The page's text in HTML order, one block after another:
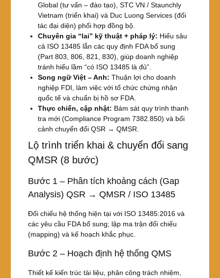
Global (tư vấn – đào tạo), STC VN / Staunchly
Vietnam (triển khai) và Duc Luong Services (đối
tác đại diện) phối hợp đồng bộ.
Chuyên gia “lai” kỹ thuật + pháp lý: Hiểu sâu
cả ISO 13485 lẫn các quy định FDA bổ sung
(Part 803, 806, 821, 830), giúp doanh nghiệp
tránh hiểu lầm “có ISO 13485 là đủ”.
Song ngữ Việt – Anh: Thuận lợi cho doanh
nghiệp FDI, làm việc với tổ chức chứng nhận
quốc tế và chuẩn bị hồ sơ FDA.
Thực chiến, cập nhật: Bám sát quy trình thanh
tra mới (Compliance Program 7382.850) và bối
cảnh chuyển đổi QSR → QMSR.
Lộ trình triển khai & chuyển đổi sang
QMSR (8 bước)
Bước 1 – Phân tích khoảng cách (Gap
Analysis) QSR → QMSR / ISO 13485
Đối chiếu hệ thống hiện tại với ISO 13485:2016 và
các yêu cầu FDA bổ sung; lập ma trận đối chiếu
(mapping) và kế hoạch khắc phục.
Bước 2 – Hoạch định hệ thống QMS
Thiết kế kiến trúc tài liệu, phân công trách nhiệm,